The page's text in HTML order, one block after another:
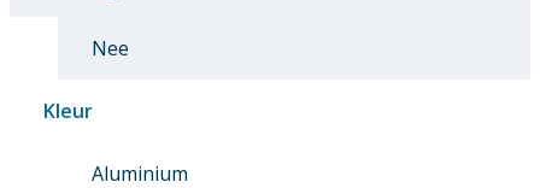
Nee
Kleur
Aluminium